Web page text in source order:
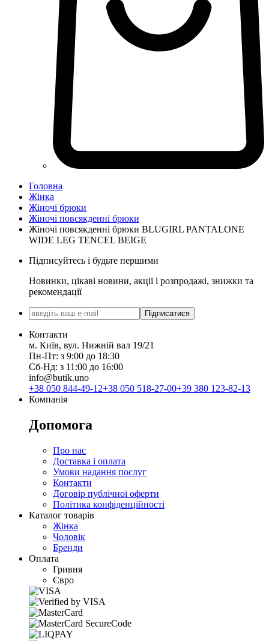
Головна
Жінка
Жіночі брюки
Жіночі повсякденні брюки
Жіночі повсякденні брюки BLUGIRL PANTALONE
WIDE LEG TENCEL BEIGE
Підписуйтесь і будьте першими
Новинки, цікаві новини, акції і розпродажі, знижки та
рекомендації
Підписатися
Контакти
м. Київ, вул. Нижній вал 19/21
Пн-Пт: з 9:00 до 18:30
Сб-Нд: з 11:00 до 16:00
info@butik.uno
+38 050 844-49-12+38 050 518-27-00+39 380 123-82-13
Компанія
Допомога
Про нас
Доставка і оплата
Умови надання послуг
Контакти
Договір публічної оферти
Політика конфіденційності
Каталог товарів
Жінка
Чоловік
Бренди
Оплата
Гривня
Євро